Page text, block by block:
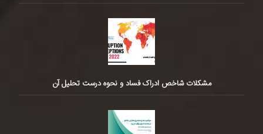
مشکلات شاخص ادراک فساد و نحوه درست تحلیل آن